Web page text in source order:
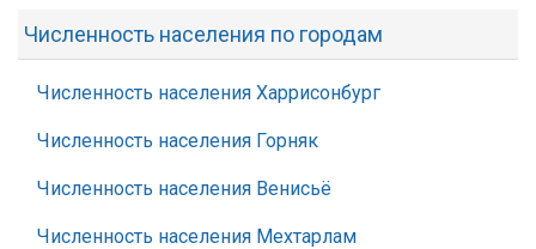
Численность населения по городам
Численность населения Харрисонбург
Численность населения Горняк
Численность населения Венисьё
Численность населения Мехтарлам